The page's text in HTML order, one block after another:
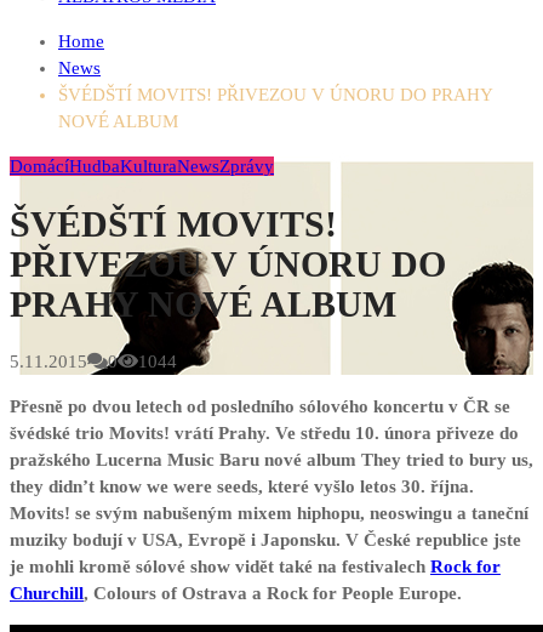
Home
News
ŠVÉDŠTÍ MOVITS! PŘIVEZOU V ÚNORU DO PRAHY
NOVÉ ALBUM
DomácíHudbaKulturaNewsZprávy
ŠVÉDŠTÍ MOVITS!
PŘIVEZOU V ÚNORU DO
PRAHY NOVÉ ALBUM
5.11.2015 0 1044
Přesně po dvou letech od posledního sólového koncertu v ČR se
švédské trio Movits! vrátí Prahy. Ve středu 10. února přiveze do
pražského Lucerna Music Baru nové album They tried to bury us,
they didn’t know we were seeds, které vyšlo letos 30. října.
Movits! se svým nabušeným mixem hiphopu, neoswingu a taneční
muziky bodují v USA, Evropě i Japonsku. V České republice jste
je mohli kromě sólové show vidět také na festivalech Rock for
Churchill, Colours of Ostrava a Rock for People Europe.